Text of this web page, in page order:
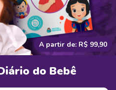
A partir de: R$ 99,90
do Bebê